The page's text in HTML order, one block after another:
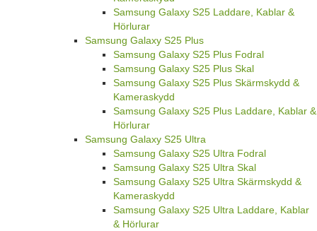
Samsung Galaxy S25 Laddare, Kablar &
Hörlurar
Samsung Galaxy S25 Plus
Samsung Galaxy S25 Plus Fodral
Samsung Galaxy S25 Plus Skal
Samsung Galaxy S25 Plus Skärmskydd &
Kameraskydd
Samsung Galaxy S25 Plus Laddare, Kablar &
Hörlurar
Samsung Galaxy S25 Ultra
Samsung Galaxy S25 Ultra Fodral
Samsung Galaxy S25 Ultra Skal
Samsung Galaxy S25 Ultra Skärmskydd &
Kameraskydd
Samsung Galaxy S25 Ultra Laddare, Kablar
& Hörlurar